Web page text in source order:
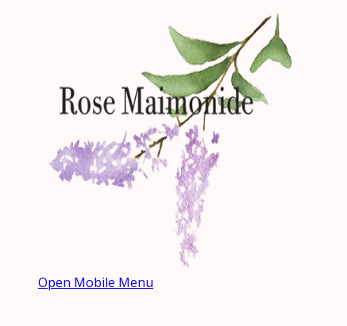
Open Mobile Menu